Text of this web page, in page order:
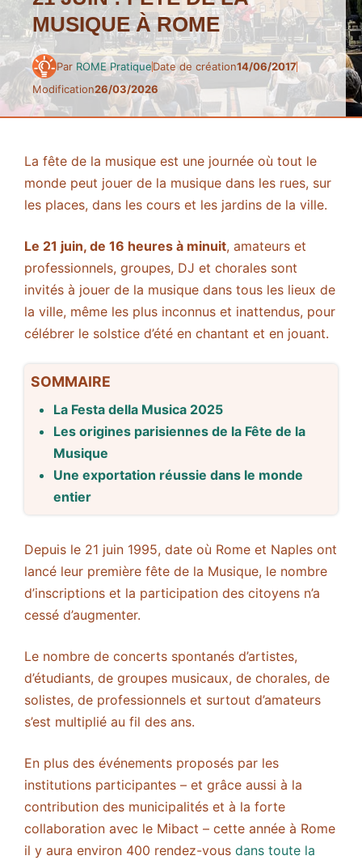
MUSIQUE À ROME
Par ROME PratiqueDate de création14/06/2017
Modification26/03/2026
La fête de la musique est une journée où tout le
monde peut jouer de la musique dans les rues, sur
les places, dans les cours et les jardins de la ville.
Le 21 juin, de 16 heures à minuit, amateurs et
professionnels, groupes, DJ et chorales sont
invités à jouer de la musique dans tous les lieux de
la ville, même les plus inconnus et inattendus, pour
célébrer le solstice d’été en chantant et en jouant.
SOMMAIRE
La Festa della Musica 2025
Les origines parisiennes de la Fête de la
Musique
Une exportation réussie dans le monde
entier
Depuis le 21 juin 1995, date où Rome et Naples ont
lancé leur première fête de la Musique, le nombre
d’inscriptions et la participation des citoyens n’a
cessé d’augmenter.
Le nombre de concerts spontanés d’artistes,
d’étudiants, de groupes musicaux, de chorales, de
solistes, de professionnels et surtout d’amateurs
s’est multiplié au fil des ans.
En plus des événements proposés par les
institutions participantes – et grâce aussi à la
contribution des municipalités et à la forte
collaboration avec le Mibact – cette année à Rome
il y aura environ 400 rendez-vous dans toute la